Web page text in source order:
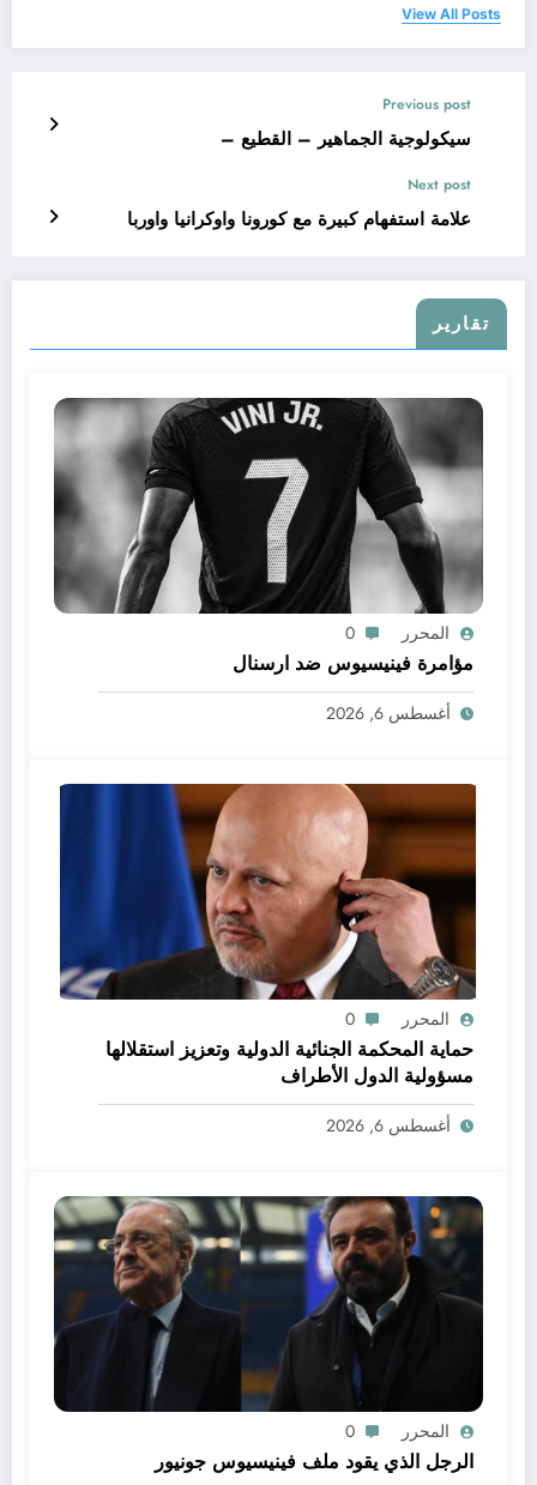
View All Posts
Previous post
سيكولوجية الجماهير – القطيع –
Next post
علامة استفهام كبيرة مع كورونا واوكرانيا واوربا
تقارير
المحرر 0
مؤامرة فينيسيوس ضد ارسنال
أغسطس 6, 2026
المحرر 0
حماية المحكمة الجنائية الدولية وتعزيز استقلالها
مسؤولية الدول الأطراف
أغسطس 6, 2026
المحرر 0
الرجل الذي يقود ملف فينيسيوس جونيور